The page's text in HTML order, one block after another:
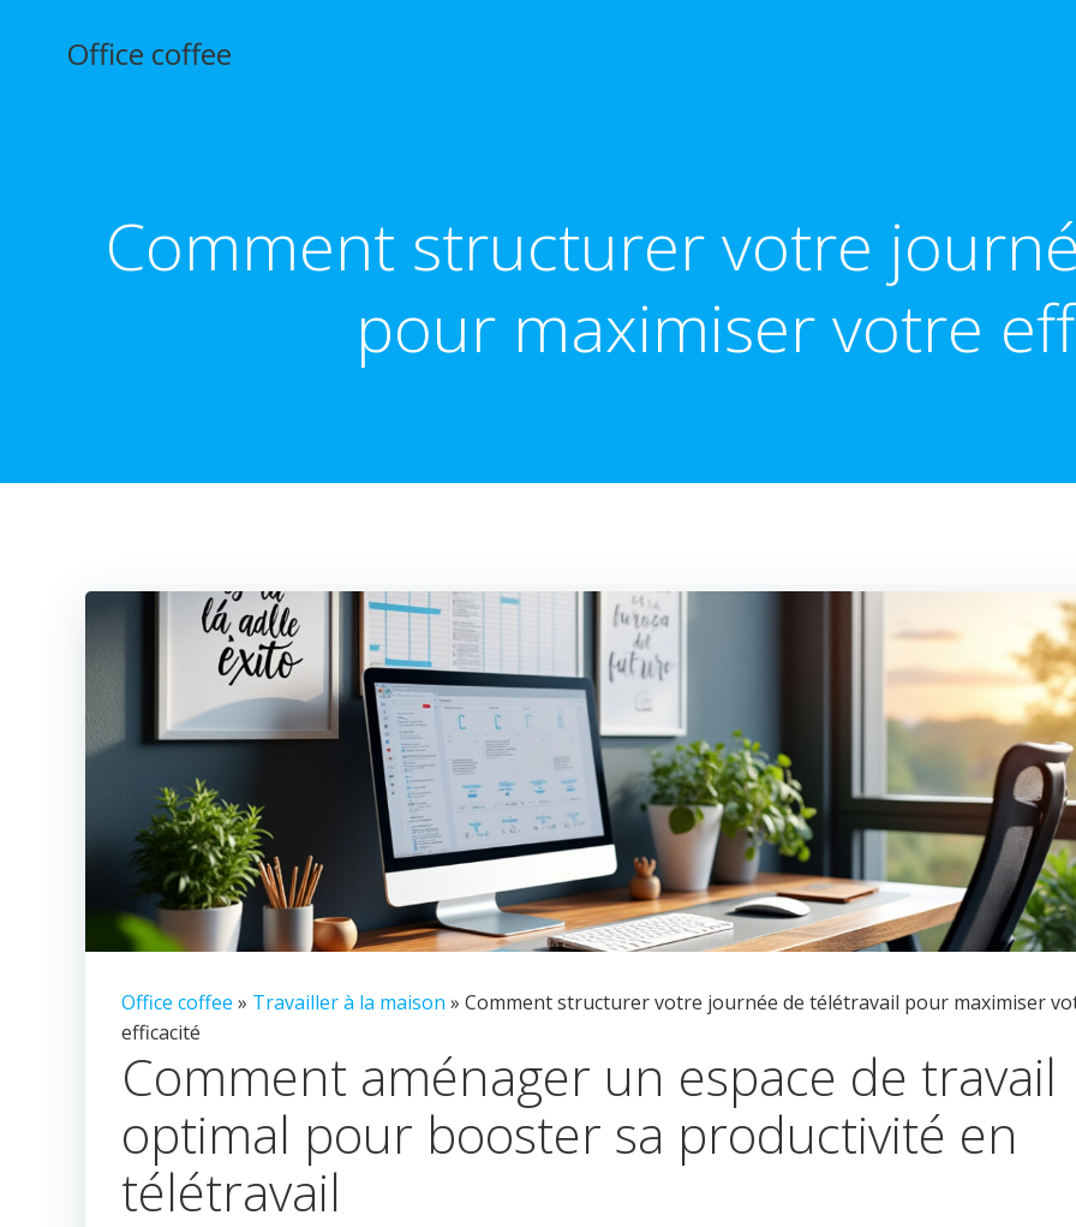
contenuOffice coffee
Comment structurer votre
pour maximiser votre
Office coffee » Travailler à la maison » Comment structurer votre journée de télétravail pour maximiser
efficacité
Comment aménager un espace de travail
optimal pour booster sa productivité en
télétravail